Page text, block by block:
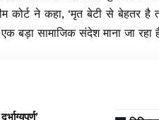
कोर्टने कहा, ‘मृत बेटी से बेहतर है
बड़ा सामाजिक संदेश माना जा रहा